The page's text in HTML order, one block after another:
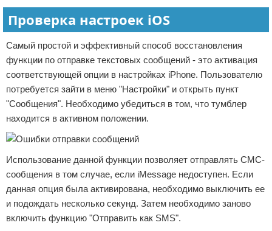
Проверка настроек iOS
Самый простой и эффективный способ восстановления
функции по отправке текстовых сообщений - это активация
соответствующей опции в настройках iPhone. Пользователю
потребуется зайти в меню "Настройки" и открыть пункт
"Сообщения". Необходимо убедиться в том, что тумблер
находится в активном положении.
Использование данной функции позволяет отправлять СМС-
сообщения в том случае, если iMessage недоступен. Если
данная опция была активирована, необходимо выключить ее
и подождать несколько секунд. Затем необходимо заново
включить функцию "Отправить как SMS".